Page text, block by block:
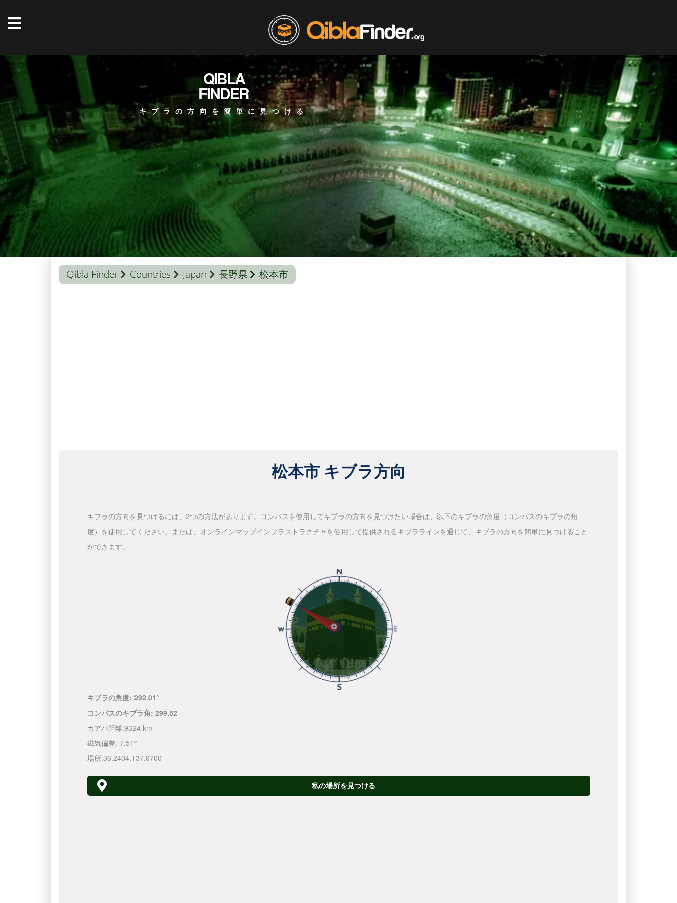
QIBLA
FINDER
キブラの方向を簡単に見つける
Qibla Finder Countries Japan 長野県 松本市
松本市 キブラ方向
キブラの方向を見つけるには、2つの方法があります。コンパスを使用してキブラの方向を見つけたい場合は、以下のキブラの角度（コンパスのキブラの角
度）を使用してください。または、オンラインマップインフラストラクチャを使用して提供されるキブララインを通じて、キブラの方向を簡単に見つけること
ができます。
キブラの角度: 292.01°
コンパスのキブラ角: 299.52
カアバ距離:9324 km
磁気偏差:-7.51°
場所:36.2404,137.9700
私の場所を見つける